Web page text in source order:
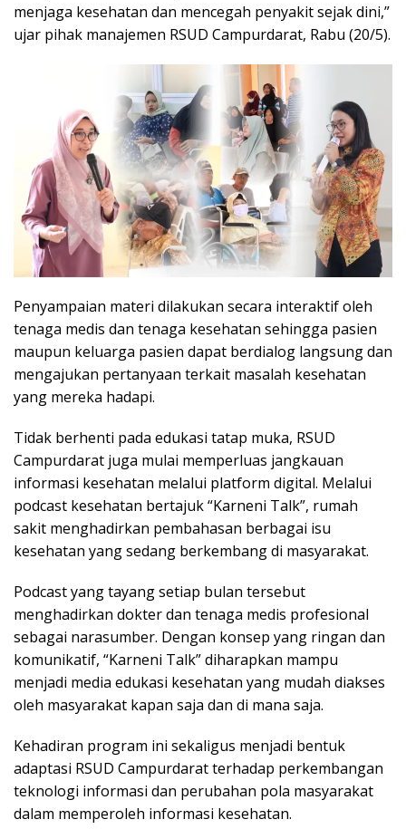
menjaga kesehatan dan mencegah penyakit sejak dini,”
ujar pihak manajemen RSUD Campurdarat, Rabu (20/5).
Penyampaian materi dilakukan secara interaktif oleh
tenaga medis dan tenaga kesehatan sehingga pasien
maupun keluarga pasien dapat berdialog langsung dan
mengajukan pertanyaan terkait masalah kesehatan
yang mereka hadapi.
Tidak berhenti pada edukasi tatap muka, RSUD
Campurdarat juga mulai memperluas jangkauan
informasi kesehatan melalui platform digital. Melalui
podcast kesehatan bertajuk “Karneni Talk”, rumah
sakit menghadirkan pembahasan berbagai isu
kesehatan yang sedang berkembang di masyarakat.
Podcast yang tayang setiap bulan tersebut
menghadirkan dokter dan tenaga medis profesional
sebagai narasumber. Dengan konsep yang ringan dan
komunikatif, “Karneni Talk” diharapkan mampu
menjadi media edukasi kesehatan yang mudah diakses
oleh masyarakat kapan saja dan di mana saja.
Kehadiran program ini sekaligus menjadi bentuk
adaptasi RSUD Campurdarat terhadap perkembangan
teknologi informasi dan perubahan pola masyarakat
dalam memperoleh informasi kesehatan.